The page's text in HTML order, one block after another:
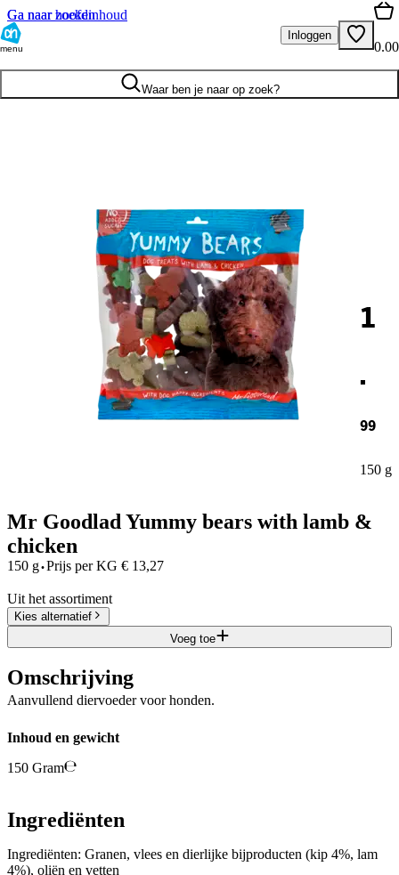
Ga naar hoofdinhoud
Ga naar zoeken
menu
Inloggen
0.00
Waar ben je naar op zoek?
1
.
99
150 g
Mr Goodlad Yummy bears with lamb &
chicken
150 g·Prijs per KG € 13,27
Uit het assortiment
Kies alternatief
Voeg toe
Omschrijving
Aanvullend diervoeder voor honden.
Inhoud en gewicht
150 Gram
Ingrediënten
Ingrediënten: Granen, vlees en dierlijke bijproducten (kip 4%, lam
4%), oliën en vetten